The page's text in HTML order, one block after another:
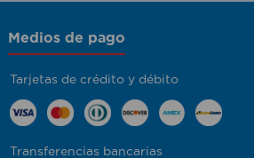
Medios de pago
Tarjetas de crédito y débito
Transferencias bancarias